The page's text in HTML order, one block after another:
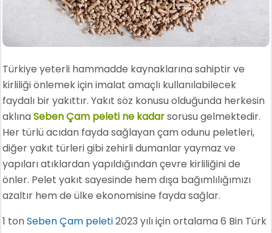
Türkiye yeterli hammadde kaynaklarına sahiptir ve
kirliliği önlemek için imalat amaçlı kullanılabilecek
faydalı bir yakıttır. Yakıt söz konusu olduğunda herkesin
aklınaSeben Çam peleti ne kadarsorusu gelmektedir.
Her türlü acıdan fayda sağlayan çam odunu peletleri,
diğer yakıt türleri gibi zehirli dumanlar yaymaz ve
yapıları atıklardan yapıldığından çevre kirliliğini de
önler. Pelet yakıt sayesinde hem dışa bağımlılığımızı
azaltır hem de ülke ekonomisine fayda sağlar.
1 tonSeben Çam peleti2023 yılı için ortalama 6 Bin Türk